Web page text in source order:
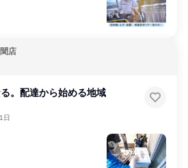
店
。配達から始める地域
1日